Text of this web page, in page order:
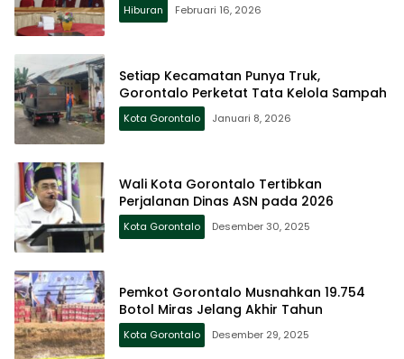
Hiburan Februari 16, 2026
Setiap Kecamatan Punya Truk,
Gorontalo Perketat Tata Kelola Sampah
Kota Gorontalo Januari 8, 2026
Wali Kota Gorontalo Tertibkan
Perjalanan Dinas ASN pada 2026
Kota Gorontalo Desember 30, 2025
Pemkot Gorontalo Musnahkan 19.754
Botol Miras Jelang Akhir Tahun
Kota Gorontalo Desember 29, 2025